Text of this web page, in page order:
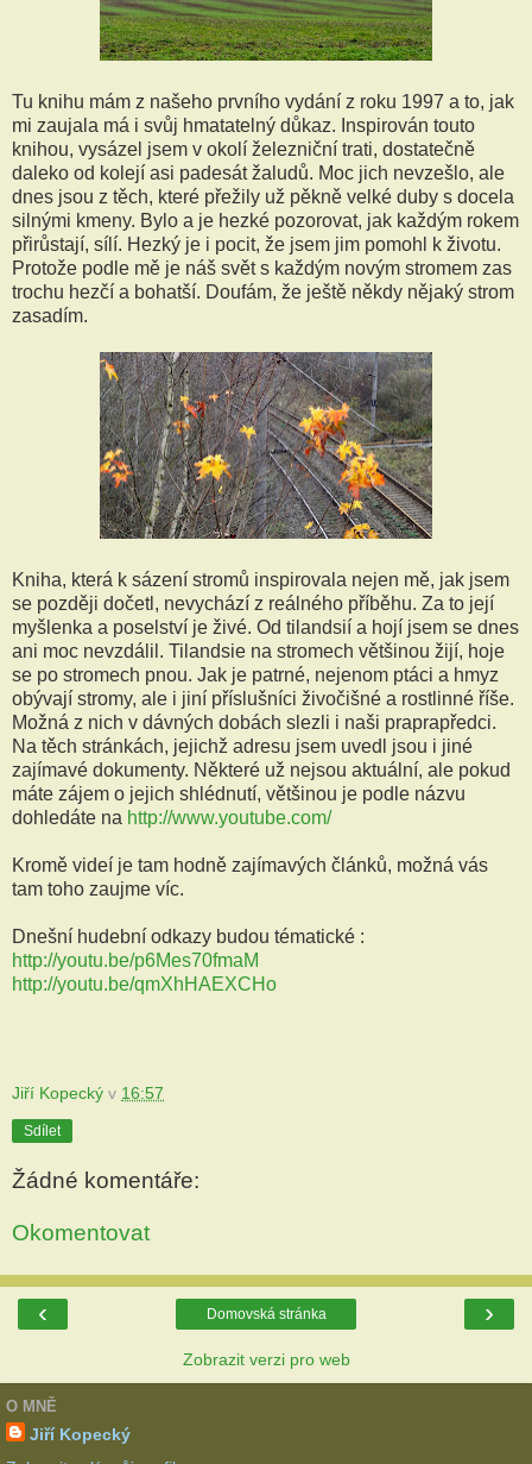
Tu knihu mám z našeho prvního vydání z roku 1997 a to, jak
mi zaujala má i svůj hmatatelný důkaz. Inspirován touto
knihou, vysázel jsem v okolí železniční trati, dostatečně
daleko od kolejí asi padesát žaludů. Moc jich nevzešlo, ale
dnes jsou z těch, které přežily už pěkně velké duby s docela
silnými kmeny. Bylo a je hezké pozorovat, jak každým rokem
přirůstají, sílí. Hezký je i pocit, že jsem jim pomohl k životu.
Protože podle mě je náš svět s každým novým stromem zas
trochu hezčí a bohatší. Doufám, že ještě někdy nějaký strom
zasadím.
Kniha, která k sázení stromů inspirovala nejen mě, jak jsem
se později dočetl, nevychází z reálného příběhu. Za to její
myšlenka a poselství je živé. Od tilandsií a hojí jsem se dnes
ani moc nevzdálil. Tilandsie na stromech většinou žijí, hoje
se po stromech pnou. Jak je patrné, nejenom ptáci a hmyz
obývají stromy, ale i jiní příslušníci živočišné a rostlinné říše.
Možná z nich v dávných dobách slezli i naši praprapředci.
Na těch stránkách, jejichž adresu jsem uvedl jsou i jiné
zajímavé dokumenty. Některé už nejsou aktuální, ale pokud
máte zájem o jejich shlédnutí, většinou je podle názvu
dohledáte na http://www.youtube.com/
Kromě videí je tam hodně zajímavých článků, možná vás
tam toho zaujme víc.
Dnešní hudební odkazy budou tématické :
http://youtu.be/p6Mes70fmaM
http://youtu.be/qmXhHAEXCHo
Jiří Kopecký v 16:57
Sdílet
Žádné komentáře:
Okomentovat
‹ ›
Domovská stránka
Zobrazit verzi pro web
O MNĚ
Jiří Kopecký